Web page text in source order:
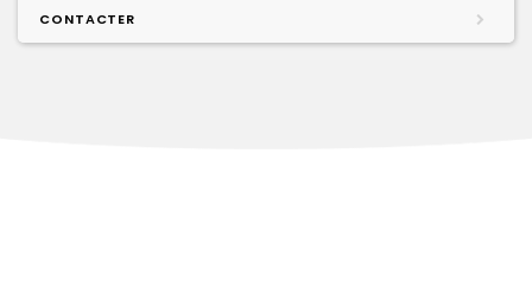
CONTACTER